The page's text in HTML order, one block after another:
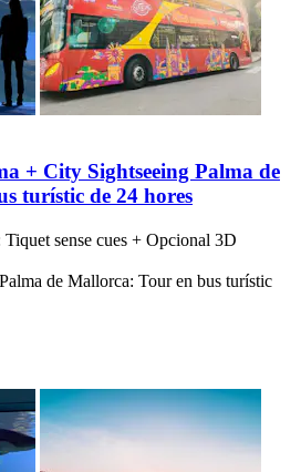
+ City Sightseeing Palma de
turístic de 24 hores
sense cues + Opcional 3D
de Mallorca: Tour en bus turístic